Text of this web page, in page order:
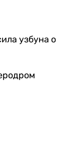
узбуна о